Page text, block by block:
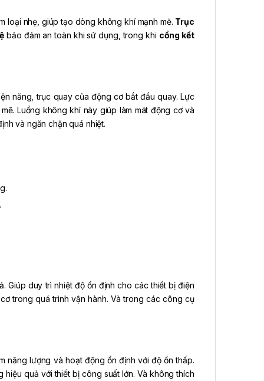
loại nhẹ, giúp tạo dòng không khí mạnh mẽ. Trục
bảo đảm an toàn khi sử dụng, trong khi cổng kết
năng, trục quay của động cơ bắt đầu quay. Lực
Luồng không khí này giúp làm mát động cơ và
và ngăn chặn quá nhiệt.
Giúp duy trì nhiệt độ ổn định cho các thiết bị điện
trong quá trình vận hành. Và trong các công cụ
năng lượng và hoạt động ổn định với độ ồn thấp.
quả với thiết bị công suất lớn. Và không thích